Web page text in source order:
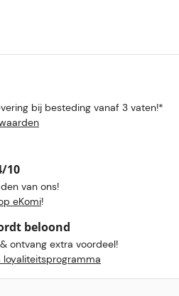
bij besteding vanaf 3 vaten!*
10
van ons!
eKomi!
beloond
ontvang extra voordeel!
loyaliteitsprogramma